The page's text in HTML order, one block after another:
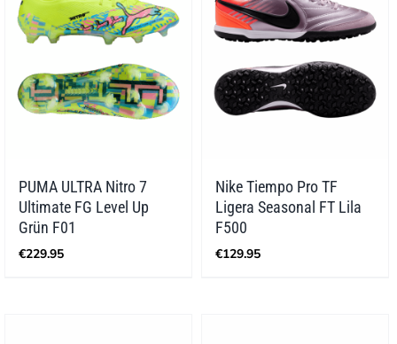
PUMA ULTRA Nitro 7
Ultimate FG Level Up
Grün F01
€229.95
Nike Tiempo Pro TF
Ligera Seasonal FT Lila
F500
€129.95